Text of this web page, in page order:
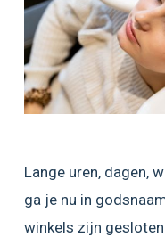
Lange uren, dagen,
ga je nu in
winkels zijn